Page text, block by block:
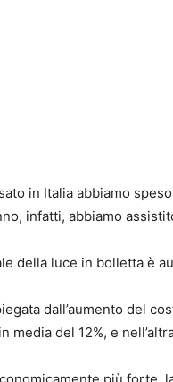
in Italia abbiamo
infatti, abbiamo
della luce in bolletta è
dall’aumento del
media del 12%, e